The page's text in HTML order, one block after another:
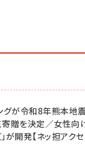
グが令和8年熊本
贈を決定／女性向
開発【ネッ担アクセ